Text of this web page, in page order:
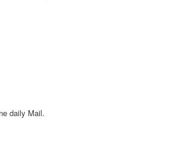
daily Mail.